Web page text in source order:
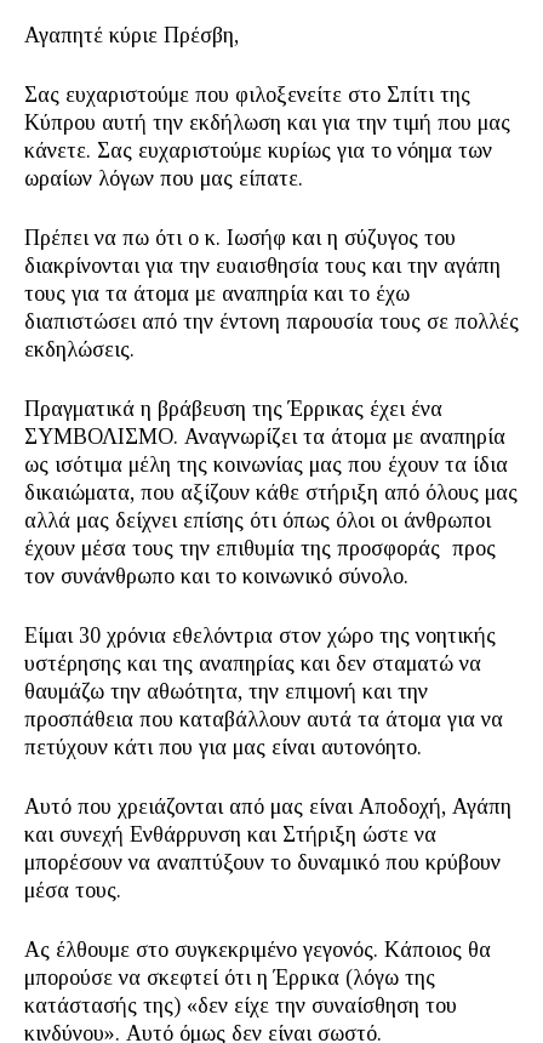
Αγαπητέ κύριε Πρέσβη,
Σας ευχαριστούμε που φιλοξενείτε στο Σπίτι της
Κύπρου αυτή την εκδήλωση και για την τιμή που μας
κάνετε. Σας ευχαριστούμε κυρίως για το νόημα των
ωραίων λόγων που μας είπατε.
Πρέπει να πω ότι ο κ. Ιωσήφ και η σύζυγος του
διακρίνονται για την ευαισθησία τους και την αγάπη
τους για τα άτομα με αναπηρία και το έχω
διαπιστώσει από την έντονη παρουσία τους σε πολλές
εκδηλώσεις.
Πραγματικά η βράβευση της Έρρικας έχει ένα
ΣΥΜΒΟΛΙΣΜΟ. Αναγνωρίζει τα άτομα με αναπηρία
ως ισότιμα μέλη της κοινωνίας μας που έχουν τα ίδια
δικαιώματα, που αξίζουν κάθε στήριξη από όλους μας
αλλά μας δείχνει επίσης ότι όπως όλοι οι άνθρωποι
έχουν μέσα τους την επιθυμία της προσφοράς προς
τον συνάνθρωπο και το κοινωνικό σύνολο.
Είμαι 30 χρόνια εθελόντρια στον χώρο της νοητικής
υστέρησης και της αναπηρίας και δεν σταματώ να
θαυμάζω την αθωότητα, την επιμονή και την
προσπάθεια που καταβάλλουν αυτά τα άτομα για να
πετύχουν κάτι που για μας είναι αυτονόητο.
Αυτό που χρειάζονται από μας είναι Αποδοχή, Αγάπη
και συνεχή Ενθάρρυνση και Στήριξη ώστε να
μπορέσουν να αναπτύξουν το δυναμικό που κρύβουν
μέσα τους.
Ας έλθουμε στο συγκεκριμένο γεγονός. Kάποιος θα
μπορούσε να σκεφτεί ότι η Έρρικα (λόγω της
κατάστασής της) «δεν είχε την συναίσθηση του
κινδύνου». Αυτό όμως δεν είναι σωστό.